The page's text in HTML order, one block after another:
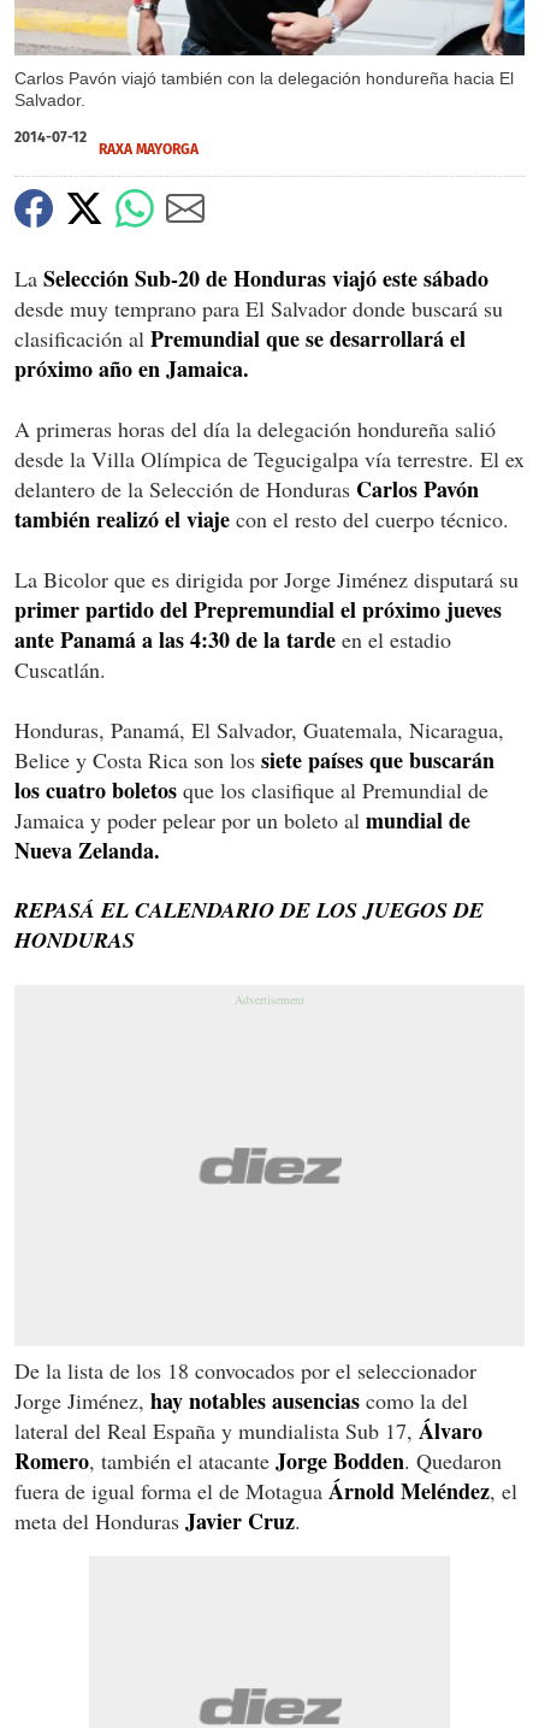
Carlos Pavón viajó también con la delegación hondureña hacia El
Salvador.
2014-07-12
RAXA MAYORGA
La Selección Sub-20 de Honduras viajó este sábado
desde muy temprano para El Salvador donde buscará su
clasificación al Premundial que se desarrollará el
próximo año en Jamaica.
A primeras horas del día la delegación hondureña salió
desde la Villa Olímpica de Tegucigalpa vía terrestre. El ex
delantero de la Selección de Honduras Carlos Pavón
también realizó el viaje con el resto del cuerpo técnico.
La Bicolor que es dirigida por Jorge Jiménez disputará su
primer partido del Prepremundial el próximo jueves
ante Panamá a las 4:30 de la tarde en el estadio
Cuscatlán.
Honduras, Panamá, El Salvador, Guatemala, Nicaragua,
Belice y Costa Rica son los siete países que buscarán
los cuatro boletos que los clasifique al Premundial de
Jamaica y poder pelear por un boleto al mundial de
Nueva Zelanda.
REPASÁ EL CALENDARIO DE LOS JUEGOS DE
HONDURAS
De la lista de los 18 convocados por el seleccionador
Jorge Jiménez, hay notables ausencias como la del
lateral del Real España y mundialista Sub 17, Álvaro
Romero, también el atacante Jorge Bodden. Quedaron
fuera de igual forma el de Motagua Árnold Meléndez, el
meta del Honduras Javier Cruz.